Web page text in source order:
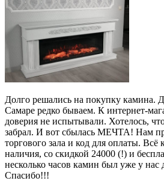
Долго решались на покупку камина.
Самаре редко бываем. К интернет-
доверия не испытывали. Хотелось,
забрал. И вот сбылась МЕЧТА! Нам
торгового зала и код для оплаты. Всё
наличия, со скидкой 24000 (!) и
несколько часов камин был уже у нас
Спасибо!!!